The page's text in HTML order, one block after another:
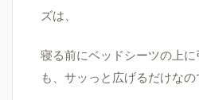
ズは、
寝る前にベッドシーツの上
も、サッっと広げるだけなの